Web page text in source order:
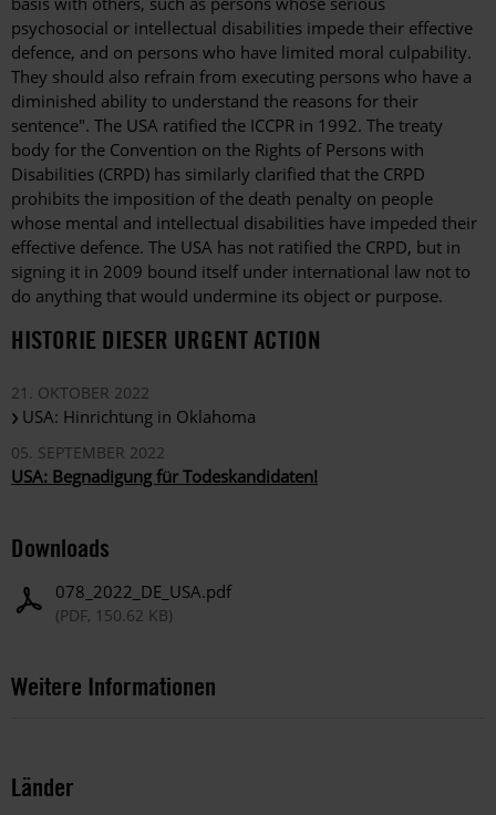
psychosocial or intellectual disabilities impede their effective
defence, and on persons who have limited moral culpability.
They should also refrain from executing persons who have a
diminished ability to understand the reasons for their
sentence". The USA ratified the ICCPR in 1992. The treaty
body for the Convention on the Rights of Persons with
Disabilities (CRPD) has similarly clarified that the CRPD
prohibits the imposition of the death penalty on people
whose mental and intellectual disabilities have impeded their
effective defence. The USA has not ratified the CRPD, but in
signing it in 2009 bound itself under international law not to
do anything that would undermine its object or purpose.
HISTORIE DIESER URGENT ACTION
21. OKTOBER 2022
USA: Hinrichtung in Oklahoma
05. SEPTEMBER 2022
USA: Begnadigung für Todeskandidaten!
Downloads
078_2022_DE_USA.pdf
(PDF, 150.62 KB)
Weitere Informationen
Länder